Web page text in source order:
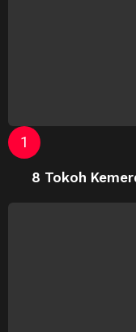
8 Tokoh